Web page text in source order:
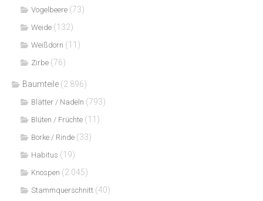
Vogelbeere (73)
Weide (132)
Weißdorn (11)
Zirbe (76)
Baumteile (2.896)
Blätter / Nadeln (793)
Blüten / Früchte (11)
Borke / Rinde (33)
Habitus (19)
Knospen (2.045)
Stammquerschnitt (40)